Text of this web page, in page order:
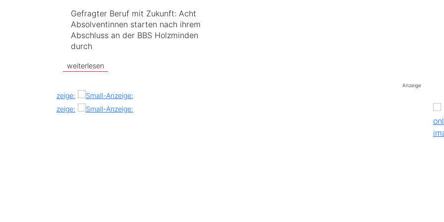
Gefragter Beruf mit Zukunft: Acht
Absolventinnen starten nach ihrem
Abschluss an der BBS Holzminden
durch
weiterlesen
Anzeige